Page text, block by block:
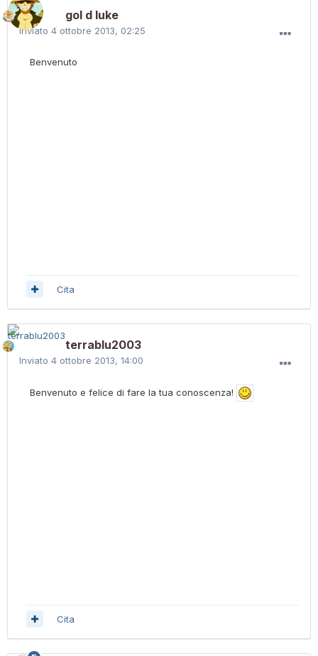
gol d luke
Inviato 4 ottobre 2013, 02:25
Benvenuto
Cita
terrablu2003
Inviato 4 ottobre 2013, 14:00
Benvenuto e felice di fare la tua conoscenza!
Cita